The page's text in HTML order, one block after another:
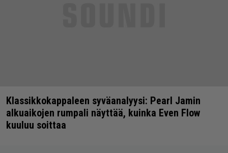
Klassikkokappaleen syväanalyysi: Pearl Jamin
alkuaikojen rumpali näyttää, kuinka Even Flow
kuuluu soittaa